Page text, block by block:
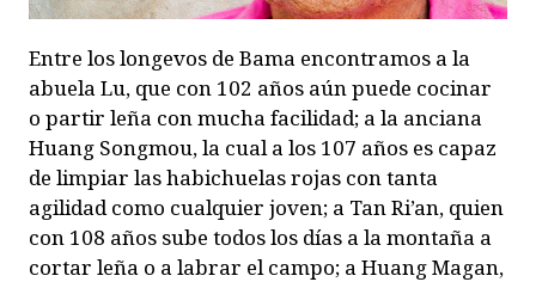
Entre los longevos de Bama encontramos a la
abuela Lu, que con 102 años aún puede cocinar
o partir leña con mucha facilidad; a la anciana
Huang Songmou, la cual a los 107 años es capaz
de limpiar las habichuelas rojas con tanta
agilidad como cualquier joven; a Tan Ri’an, quien
con 108 años sube todos los días a la montaña a
cortar leña o a labrar el campo; a Huang Magan,